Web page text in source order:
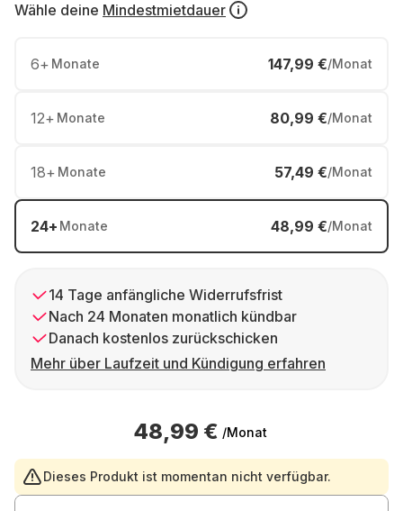
Wähle deine Mindestmietdauer
6+ Monate 147,99 €/Monat
12+ Monate 80,99 €/Monat
18+ Monate 57,49 €/Monat
24+ Monate 48,99 €/Monat
14 Tage anfängliche Widerrufsfrist
Nach 24 Monaten monatlich kündbar
Danach kostenlos zurückschicken
Mehr über Laufzeit und Kündigung erfahren
48,99 € /Monat
Dieses Produkt ist momentan nicht verfügbar.